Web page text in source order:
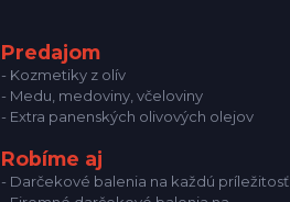
Predajom
- Kozmetiky z olív
- Medu, medoviny, včeloviny
- Extra panenských olivových olejov
Robíme aj
- Darčekové balenia na každú príležitosť